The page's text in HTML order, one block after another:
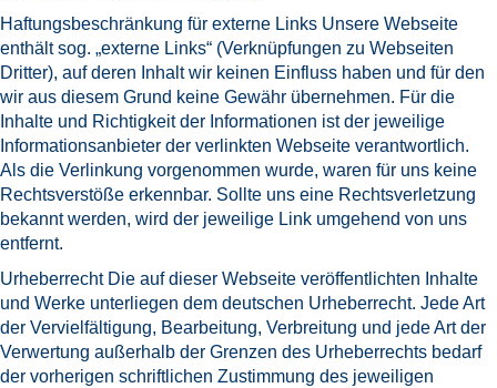
Haftungsbeschränkung für externe Links Unsere Webseite
enthält sog. „externe Links“ (Verknüpfungen zu Webseiten
Dritter), auf deren Inhalt wir keinen Einfluss haben und für den
wir aus diesem Grund keine Gewähr übernehmen. Für die
Inhalte und Richtigkeit der Informationen ist der jeweilige
Informationsanbieter der verlinkten Webseite verantwortlich.
Als die Verlinkung vorgenommen wurde, waren für uns keine
Rechtsverstöße erkennbar. Sollte uns eine Rechtsverletzung
bekannt werden, wird der jeweilige Link umgehend von uns
entfernt.
Urheberrecht Die auf dieser Webseite veröffentlichten Inhalte
und Werke unterliegen dem deutschen Urheberrecht. Jede Art
der Vervielfältigung, Bearbeitung, Verbreitung und jede Art der
Verwertung außerhalb der Grenzen des Urheberrechts bedarf
der vorherigen schriftlichen Zustimmung des jeweiligen